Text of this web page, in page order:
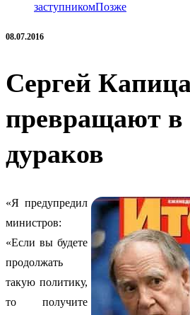
заступникомПозже
08.07.2016
Сергей
превращают в
дураков
«Я предупредил
министров:
«Если вы будете
продолжать
такую политику,
то получите